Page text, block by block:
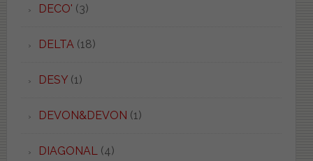
DECO' (3)
DELTA(18)
DESY(1)
DEVON&DEVON (1)
DIAGONAL(4)